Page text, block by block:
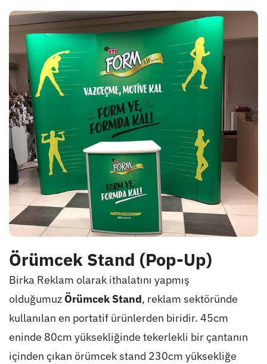
Örümcek Stand (Pop-Up)
Birka Reklam olarak ithalatını yapmış
olduğumuz Örümcek Stand, reklam sektöründe
kullanılan en portatif ürünlerden biridir. 45cm
eninde 80cm yüksekliğinde tekerlekli bir çantanın
içinden çıkan örümcek stand 230cm yüksekliğe